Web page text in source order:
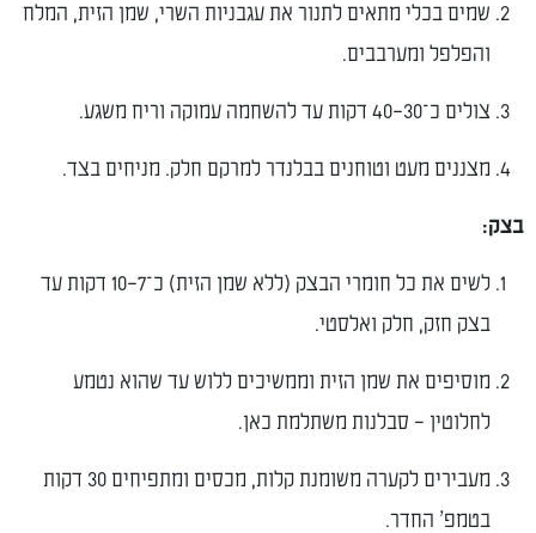
שמים בכלי מתאים לתנור את עגבניות השרי, שמן הזית, המלח
והפלפל ומערבבים.
צולים כ־30–40 דקות עד להשחמה עמוקה וריח משגע.
מצננים מעט וטוחנים בבלנדר למרקם חלק. מניחים בצד.
בצק:
לשים את כל חומרי הבצק (ללא שמן הזית) כ־7–10 דקות עד
בצק חזק, חלק ואלסטי.
מוסיפים את שמן הזית וממשיכים ללוש עד שהוא נטמע
לחלוטין – סבלנות משתלמת כאן.
מעבירים לקערה משומנת קלות, מכסים ומתפיחים 30 דקות
בטמפ’ החדר.